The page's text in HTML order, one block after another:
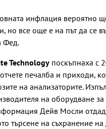
инфлация вероятно
но все още е на път да се
Фед.
Technology поскъпнаха с
печалба и приходи,
на анализаторите.
на оборудване за
Дейв Мосли
търсене на съхранение